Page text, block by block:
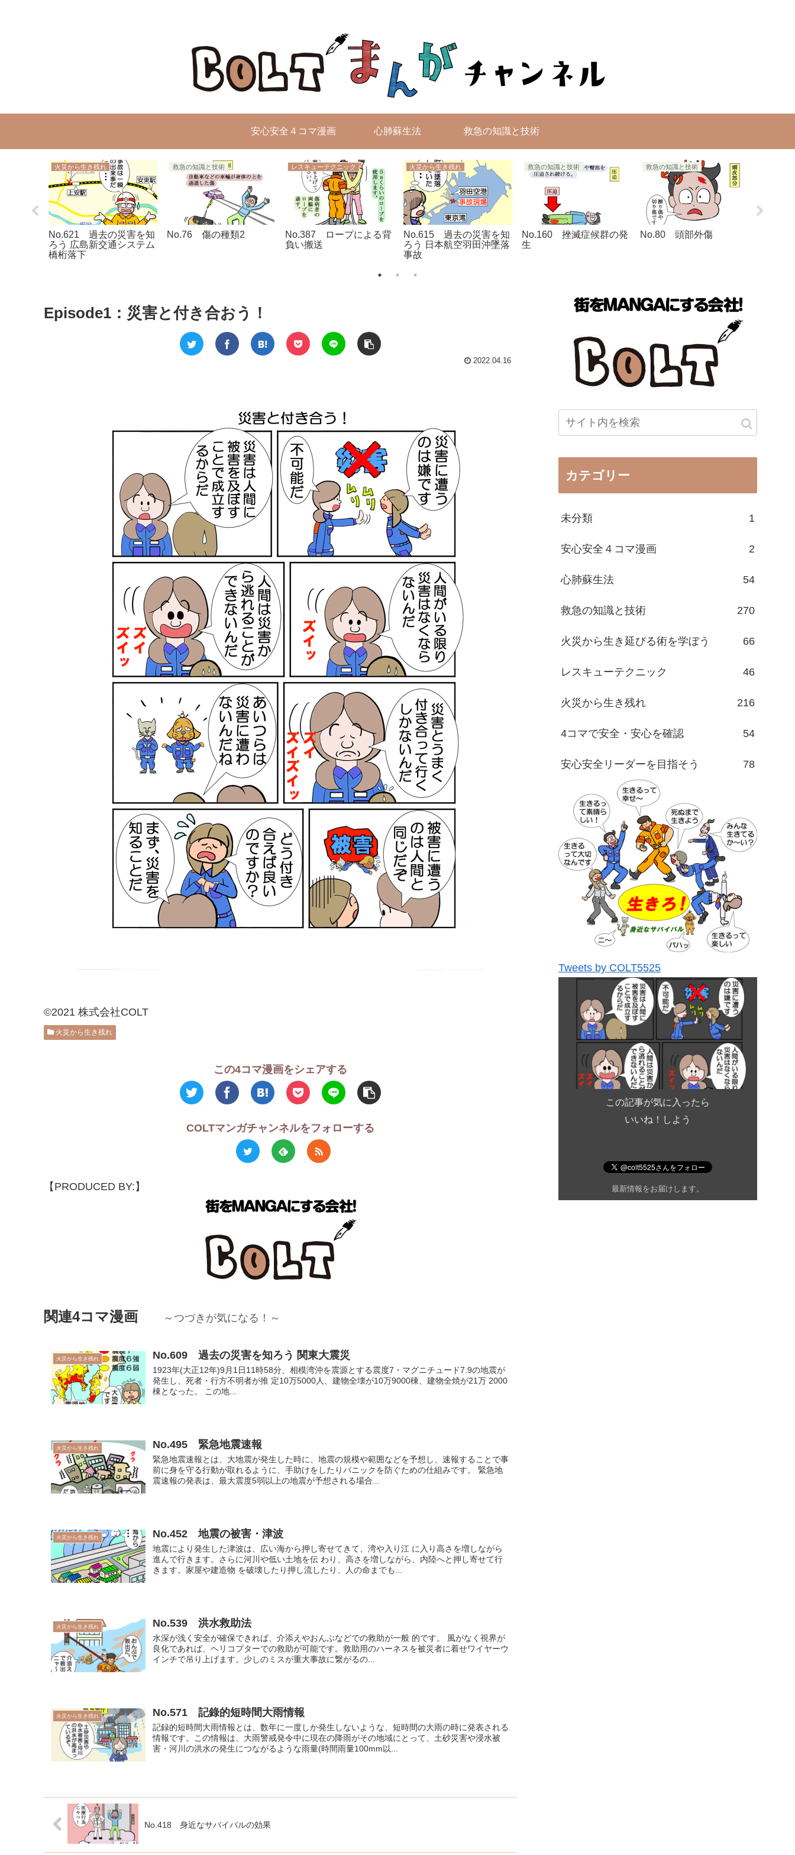
安心安全４コマ漫画 心肺蘇生法 救急の知識と技術
火災から生き残れ
No.621 過去の災害を知
ろう 広島新交通システム
橋桁落下
救急の知識と技術
No.76 傷の種類2
レスキューテクニック
No.387 ロープによる背
負い搬送
火災から生き残れ
No.615 過去の災害を知
ろう 日本航空羽田沖墜落
事故
救急の知識と技術
No.160 挫滅症候群の発
生
救急の知識と技術
No.80 頭部外傷
Episode1：災害と付き合おう！
2022.04.16
©2021 株式会社COLT
火災から生き残れ
この4コマ漫画をシェアする
COLTマンガチャンネルをフォローする
【PRODUCED BY:】
関連4コマ漫画 ～つづきが気になる！～
火災から生き残れ No.609 過去の災害を知ろう 関東大震災
1923年(大正12年)9月1日11時58分、相模湾沖を震源とする震度7・マグニチュード7.9の地震が
発生し、死者・行方不明者が推 定10万5000人、建物全壊が10万9000棟、建物全焼が21万 2000
棟となった。 この地...
火災から生き残れ No.495 緊急地震速報
緊急地震速報とは、大地震が発生した時に、地震の規模や範囲などを予想し、速報することで事
前に身を守る行動が取れるように、手助けをしたりパニックを防ぐための仕組みです。 緊急地
震速報の発表は、最大震度5弱以上の地震が予想される場合...
火災から生き残れ No.452 地震の被害・津波
地震により発生した津波は、広い海から押し寄せてきて、湾や入り江 に入り高さを増しながら
進んで行きます。さらに河川や低い土地を伝 わり、高さを増しながら、内陸へと押し寄せて行
きます。家屋や建造物 を破壊したり押し流したり、人の命までも...
火災から生き残れ No.539 洪水救助法
水深が浅く安全が確保できれば、介添えやおんぶなどでの救助が一般 的です。 風がなく視界が
良化であれば、ヘリコプターでの救助が可能です。救助用のハーネスを被災者に着せワイヤーウ
インチで吊り上げます。少しのミスが重大事故に繋がるの...
火災から生き残れ No.571 記錄的短時間大雨情報
記録的短時間大雨情報とは、数年に一度しか発生しないような、短時間の大雨の時に発表される
情報です。この情報は、大雨警戒発令中に現在の降雨がその地域にとって、土砂災害や浸水被
害・河川の洪水の発生につながるような雨量(時間雨量100mm以...
No.418 身近なサバイバルの効果
カテゴリー
未分類 1
安心安全４コマ漫画 2
心肺蘇生法 54
救急の知識と技術 270
火災から生き延びる術を学ぼう 66
レスキューテクニック 46
火災から生き残れ 216
4コマで安全・安心を確認 54
安心安全リーダーを目指そう 78
Tweets by COLT5525
この記事が気に入ったら
いいね！しよう
最新情報をお届けします。